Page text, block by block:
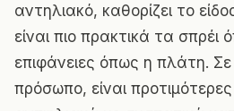
αντηλιακό, καθορίζει το
είναι πιο πρακτικά τα σπρέι
επιφάνειες όπως η πλάτη.
πρόσωπο, είναι